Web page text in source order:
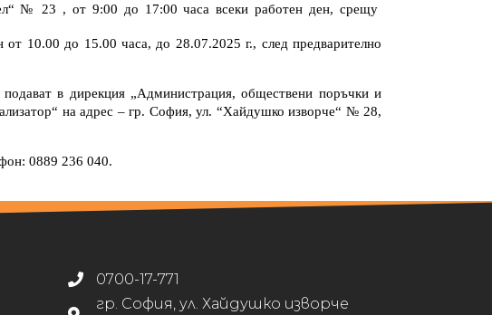
№ 23 , от 9:00 до 17:00 часа всеки работен ден, срещу
от 10.00 до 15.00 часа, до 28.07.2025г., след предварително
в дирекция „Администрация, обществени поръчки и
на адрес – гр. София, ул. “Хайдушко изворче“ № 28,
0889 236 040.
0700-17-771
гр. София, ул. Хайдушко изворче